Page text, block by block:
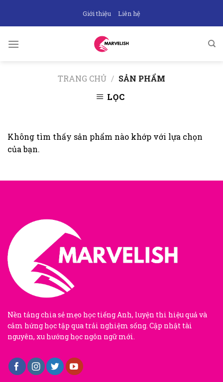
Giới thiệu Liên hệ
TRANG CHỦ / SẢN PHẨM
LỌC
Không tìm thấy sản phẩm nào khớp với lựa chọn
của bạn.
Nền tảng chia sẻ mẹo học tiếng Anh, luyện thi hiệu quả và
cảm hứng học tập qua trải nghiệm sống. Cập nhật tài
nguyên, xu hướng học ngôn ngữ mới.